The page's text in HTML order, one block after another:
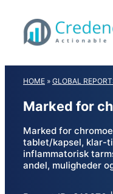
content
HOME » GLOBAL
Marked for
Marked for
tablet/kapsel, klar-
inflammatorisk
andel, muligheder